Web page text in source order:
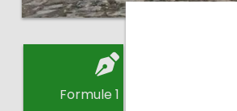
Formule 1